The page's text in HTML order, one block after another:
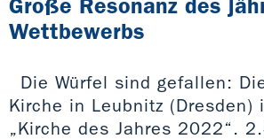
Große Resonanz des
Wettbewerbs
Die Würfel sind gefallen:
Kirche in Leubnitz (Dresden)
„Kirche des Jahres 2022“.